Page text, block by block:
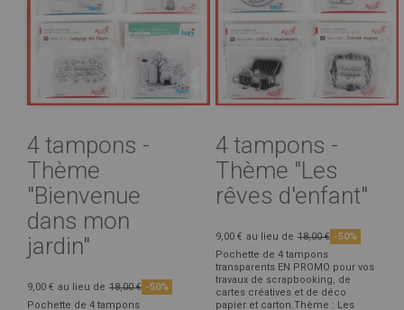
4 tampons -
Thème
"Bienvenue
dans mon
jardin"
9,00 € au lieu de 18,00 € -50%
Pochette de 4 tampons
4 tampons -
Thème "Les
rêves d'enfant"
9,00 € au lieu de 18,00 € -50%
Pochette de 4 tampons
transparents EN PROMO pour vos
travaux de scrapbooking, de
cartes créatives et de déco
papier et carton.Thème : Les